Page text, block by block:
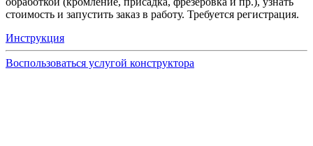
стоимость и запустить заказ в работу. Требуется регистрация.
Инструкция
Воспользоваться услугой конструктора